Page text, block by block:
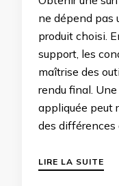
ne dépend pas
produit choisi.
support, les
maîtrise des
rendu final.
appliquée peut
des différences
LIRE LA SUITE